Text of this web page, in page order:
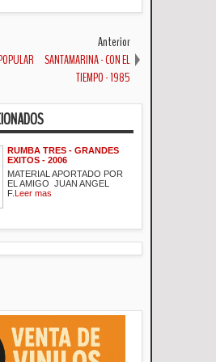
Anterior
SANTAMARINA - CON EL
TIEMPO - 1985
RUMBA TRES - GRANDES
EXITOS - 2006
MATERIAL APORTADO POR
EL AMIGO JUAN ANGEL
F.Leer mas